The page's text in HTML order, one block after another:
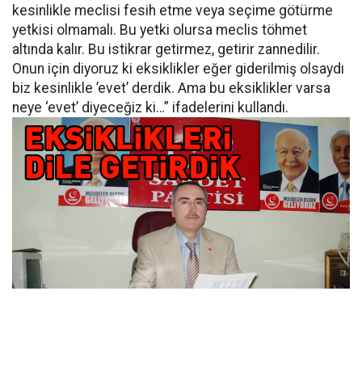
kesinlikle meclisi fesih etme veya seçime götürme
yetkisi olmamalı. Bu yetki olursa meclis töhmet
altında kalır. Bu istikrar getirmez, getirir zannedilir.
Onun için diyoruz ki eksiklikler eğer giderilmiş olsaydı
biz kesinlikle ’evet’ derdik. Ama bu eksiklikler varsa
neye ‘evet’ diyeceğiz ki…” ifadelerini kullandı.